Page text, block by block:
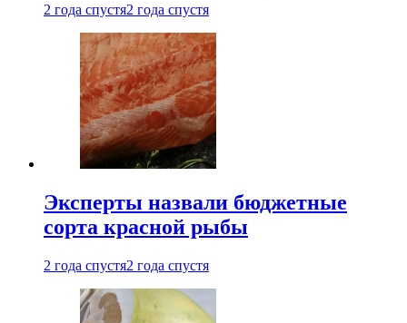
2 года спустя2 года спустя
Эксперты назвали бюджетные
сорта красной рыбы
2 года спустя2 года спустя